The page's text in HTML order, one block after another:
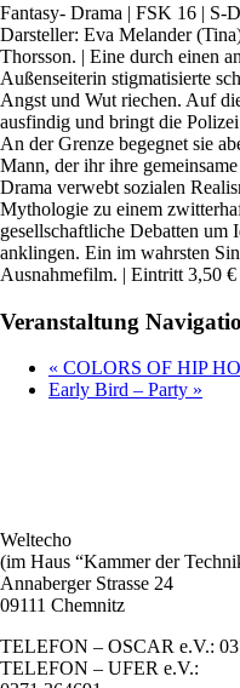
Fantasy- Drama | FSK 16 | S-
Darsteller: Eva Melander
Thorsson. | Eine durch einen
Außenseiterin stigmatisierte
Angst und Wut riechen. Auf
ausfindig und bringt die
An der Grenze begegnet sie
Mann, der ihr ihre
Drama verwebt sozialen
Mythologie zu einem
gesellschaftliche Debatten um
anklingen. Ein im wahrsten
Ausnahmefilm. | Eintritt 3,50
Veranstaltung
« COLORS OF HIP
Early Bird – Party »
Weltecho
(im Haus “Kammer der
Annaberger Strasse 24
09111 Chemnitz
TELEFON – OSCAR e.V.:
TELEFON – UFER e.V.: